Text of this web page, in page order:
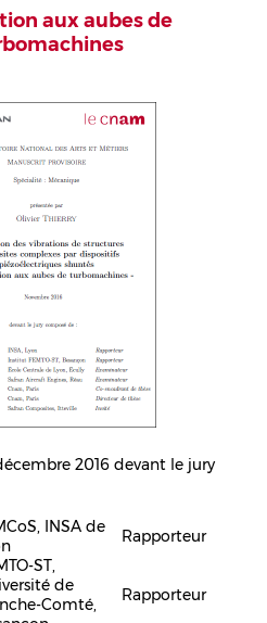
aux aubes de
2016 devant le jury
INSA de
Rapporteur
ST,
de
Comté,
Rapporteur